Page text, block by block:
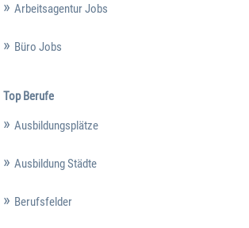
Arbeitsagentur Jobs
Büro Jobs
Top Berufe
Ausbildungsplätze
Ausbildung Städte
Berufsfelder